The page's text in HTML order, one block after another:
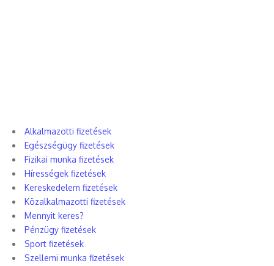
Alkalmazotti fizetések
Egészségügy fizetések
Fizikai munka fizetések
Hírességek fizetések
Kereskedelem fizetések
Közalkalmazotti fizetések
Mennyit keres?
Pénzügy fizetések
Sport fizetések
Szellemi munka fizetések